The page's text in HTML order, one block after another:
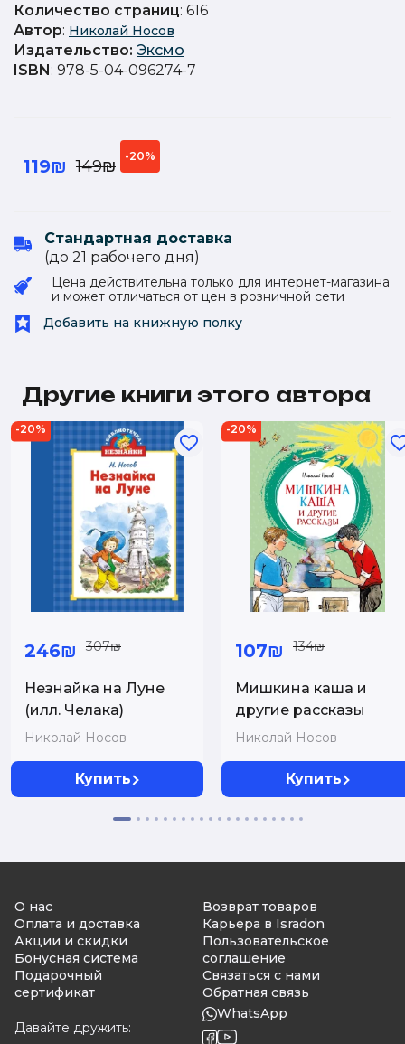
Количество страниц: 616
Автор: Николай Носов
Издательство: Эксмо
ISBN: 978-5-04-096274-7
119₪ 149₪
-20%
Стандартная доставка
(до 21 рабочего дня)
Цена действительна только для интернет-магазина
и может отличаться от цен в розничной сети
Добавить на книжную полку
Другие книги этого автора
-20%
246₪ 307₪
Незнайка на Луне
(илл. Челака)
Николай Носов
Купить
-20%
107₪ 134₪
Мишкина каша и
другие рассказы
Николай Носов
Купить
О нас
Оплата и доставка
Акции и скидки
Бонусная система
Подарочный
сертификат
Давайте дружить:
Возврат товаров
Карьера в Isradon
Пользовательское
соглашение
Связаться с нами
Обратная связь
WhatsApp